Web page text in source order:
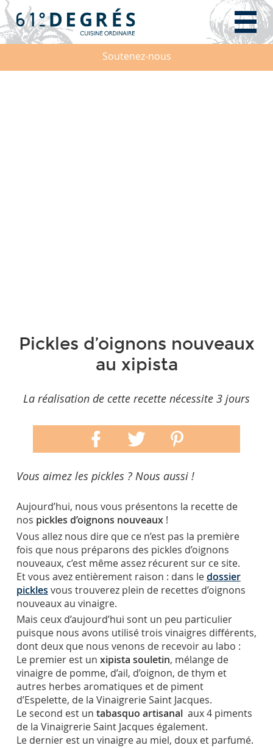
Soutenez-nous
Pickles d’oignons nouveaux
au xipista
La réalisation de cette recette nécessite 3 jours
Vous aimez les pickles ? Nous aussi !
Aujourd’hui, nous vous présentons la recette de
nos pickles d’oignons nouveaux!
Vous allez nous dire que ce n’est pas la première
fois que nous préparons des pickles d’oignons
nouveaux, c’est même assez récurent sur ce site.
Et vous avez entièrement raison : dans ledossier
pickles vous trouverez plein de recettes d’oignons
nouveaux au vinaigre.
Mais ceux d’aujourd’hui sont un peu particulier
puisque nous avons utilisé trois vinaigres différents,
dont deux que nous venons de recevoir au labo :
Le premier est un xipista souletin, mélange de
vinaigre de pomme, d’ail, d’oignon, de thym et
autres herbes aromatiques et de piment
d’Espelette, de la Vinaigrerie Saint Jacques.
Le second est un tabasquo artisanalaux 4 piments
de la Vinaigrerie Saint Jacques également.
Le dernier est un vinaigre au miel, doux et parfumé.